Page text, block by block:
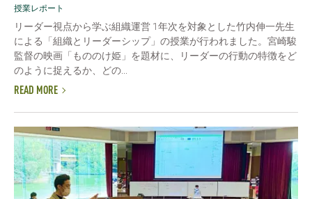
授業レポート
リーダー視点から学ぶ組織運営 1年次を対象とした竹内伸一先生
による「組織とリーダーシップ」の授業が行われました。宮崎駿
監督の映画「もののけ姫」を題材に、リーダーの行動の特徴をど
のように捉えるか、どの...
READ MORE